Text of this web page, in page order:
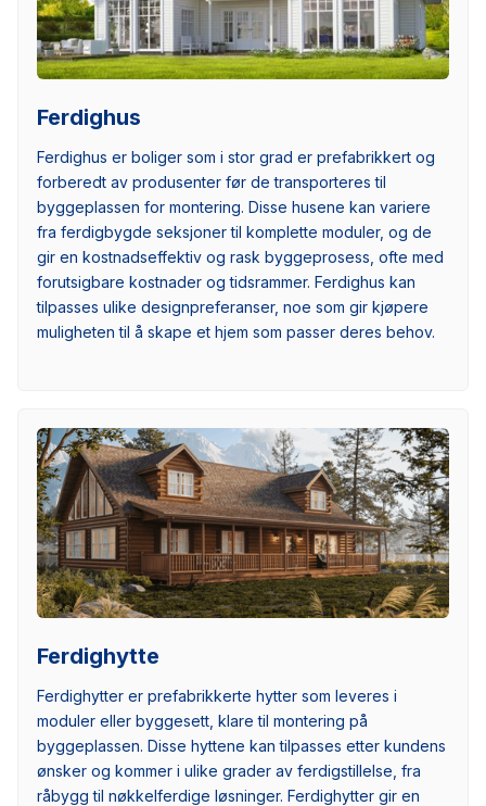
Ferdighus
Ferdighus er boliger som i stor grad er prefabrikkert og
forberedt av produsenter før de transporteres til
byggeplassen for montering. Disse husene kan variere
fra ferdigbygde seksjoner til komplette moduler, og de
gir en kostnadseffektiv og rask byggeprosess, ofte med
forutsigbare kostnader og tidsrammer. Ferdighus kan
tilpasses ulike designpreferanser, noe som gir kjøpere
muligheten til å skape et hjem som passer deres behov.
Ferdighytte
Ferdighytter er prefabrikkerte hytter som leveres i
moduler eller byggesett, klare til montering på
byggeplassen. Disse hyttene kan tilpasses etter kundens
ønsker og kommer i ulike grader av ferdigstillelse, fra
råbygg til nøkkelferdige løsninger. Ferdighytter gir en